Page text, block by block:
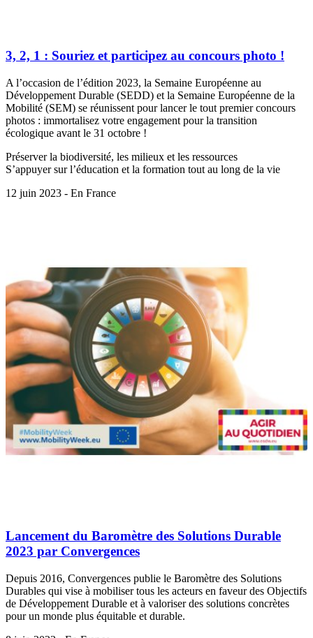
3, 2, 1 : Souriez et participez au concours photo !
A l’occasion de l’édition 2023, la Semaine Européenne au
Développement Durable (SEDD) et la Semaine Européenne de la
Mobilité (SEM) se réunissent pour lancer le tout premier concours
photos : immortalisez votre engagement pour la transition
écologique avant le 31 octobre !
Préserver la biodiversité, les milieux et les ressources
S’appuyer sur l’éducation et la formation tout au long de la vie
12 juin 2023 - En France
Lancement du Baromètre des Solutions Durable
2023 par Convergences
Depuis 2016, Convergences publie le Baromètre des Solutions
Durables qui vise à mobiliser tous les acteurs en faveur des Objectifs
de Développement Durable et à valoriser des solutions concrètes
pour un monde plus équitable et durable.